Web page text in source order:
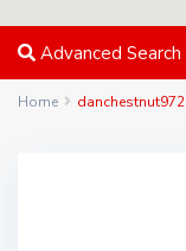
Advanced Search
Home danchestnut972